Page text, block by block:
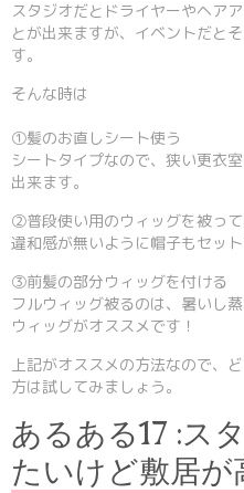
スタジオだとドライヤーやヘア
とが出来ますが、イベントだと
す。
そんな時は
①髪のお直しシート使う
シートタイプなので、狭い更衣
出来ます。
②普段使い用のウィッグを被っ
違和感が無いように帽子もセット
③前髪の部分ウィッグを付ける
フルウィッグ被るのは、暑いし
ウィッグがオススメです！
上記がオススメの方法なので、
方は試してみましょう。
あるある17 :ス
たいけど敷居